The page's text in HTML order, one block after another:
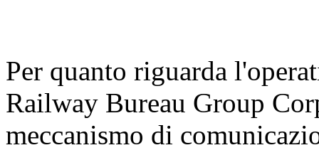
Per quanto riguarda
Railway Bureau Group
meccanismo di